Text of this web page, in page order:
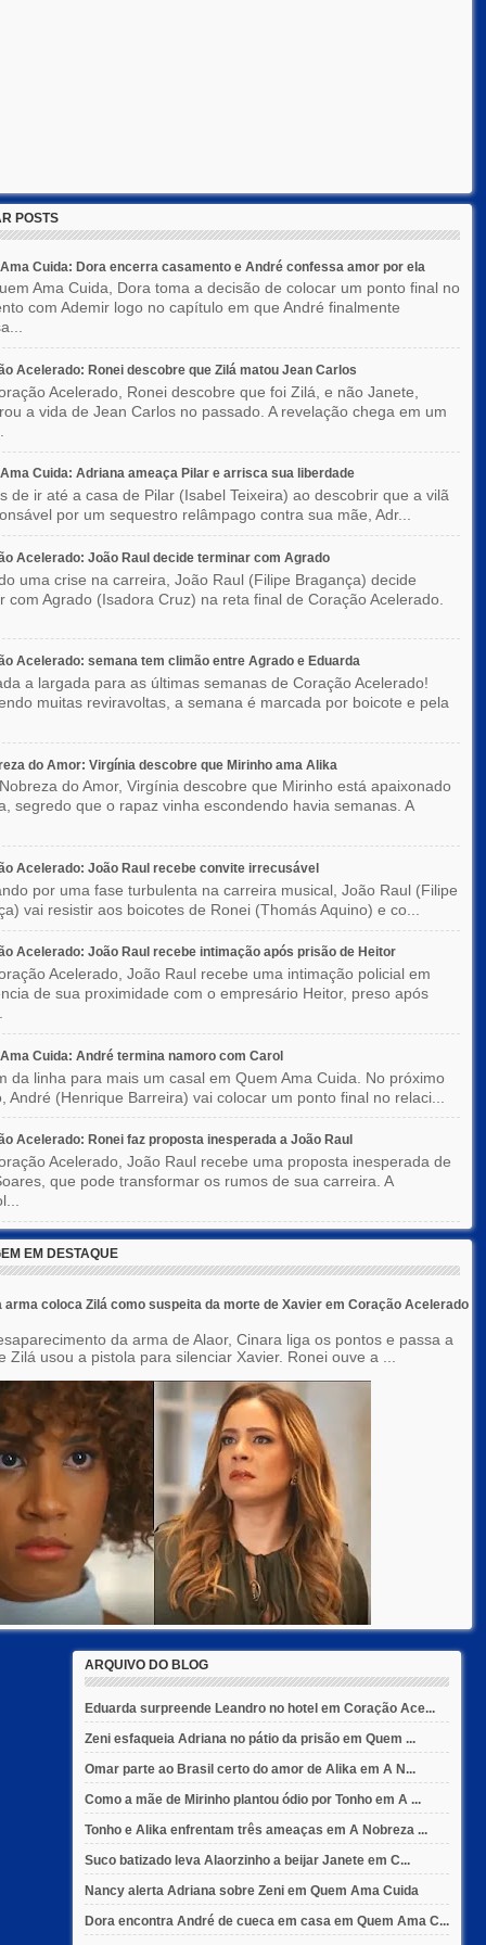
POSTS
Cuida: Dora encerra casamento e André confessa amor por ela
Ama Cuida, Dora toma a decisão de colocar um ponto final no
com Ademir logo no capítulo em que André finalmente
Acelerado: Ronei descobre que Zilá matou Jean Carlos
Acelerado, Ronei descobre que foi Zilá, e não Janete,
a vida de Jean Carlos no passado. A revelação chega em um
Cuida: Adriana ameaça Pilar e arrisca sua liberdade
de ir até a casa de Pilar (Isabel Teixeira) ao descobrir que a vilã
por um sequestro relâmpago contra sua mãe, Adr...
Acelerado: João Raul decide terminar com Agrado
uma crise na carreira, João Raul (Filipe Bragança) decide
com Agrado (Isadora Cruz) na reta final de Coração Acelerado.
Acelerado: semana tem climão entre Agrado e Eduarda
a largada para as últimas semanas de Coração Acelerado!
muitas reviravoltas, a semana é marcada por boicote e pela
do Amor: Virgínia descobre que Mirinho ama Alika
do Amor, Virgínia descobre que Mirinho está apaixonado
segredo que o rapaz vinha escondendo havia semanas. A
Acelerado: João Raul recebe convite irrecusável
por uma fase turbulenta na carreira musical, João Raul (Filipe
vai resistir aos boicotes de Ronei (Thomás Aquino) e co...
Acelerado: João Raul recebe intimação após prisão de Heitor
Acelerado, João Raul recebe uma intimação policial em
de sua proximidade com o empresário Heitor, preso após
Cuida: André termina namoro com Carol
da linha para mais um casal em Quem Ama Cuida. No próximo
André (Henrique Barreira) vai colocar um ponto final no relaci...
Acelerado: Ronei faz proposta inesperada a João Raul
Acelerado, João Raul recebe uma proposta inesperada de
que pode transformar os rumos de sua carreira. A
EM DESTAQUE
arma coloca Zilá como suspeita da morte de Xavier em Coração Acelerado
da arma de Alaor, Cinara liga os pontos e passa a
Zilá usou a pistola para silenciar Xavier. Ronei ouve a ...
ARQUIVO DO BLOG
Eduarda surpreende Leandro no hotel em Coração Ace...
Zeni esfaqueia Adriana no pátio da prisão em Quem ...
Omar parte ao Brasil certo do amor de Alika em A N...
Como a mãe de Mirinho plantou ódio por Tonho em A ...
Tonho e Alika enfrentam três ameaças em A Nobreza ...
Suco batizado leva Alaorzinho a beijar Janete em C...
Nancy alerta Adriana sobre Zeni em Quem Ama Cuida
Dora encontra André de cueca em casa em Quem Ama C...